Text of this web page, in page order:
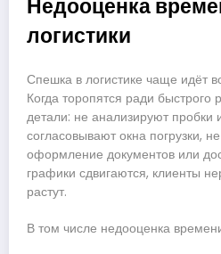
Недооценка
логистики
Спешка в логистике чаще идёт
Когда торопятся ради быстрого
детали: не анализируют пробки
согласовывают окна погрузки,
оформление документов или
графики сдвигаются, клиенты
растут.
В том числе недооценка